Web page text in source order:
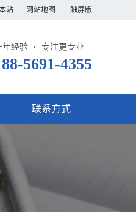
站 网站地图 触屏版
年经验 ・ 专注更专业
5691-4355
联系方式